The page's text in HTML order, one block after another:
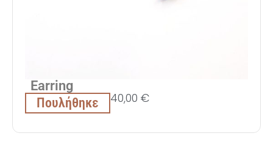
Εarring
Πουλήθηκε
40,00 €